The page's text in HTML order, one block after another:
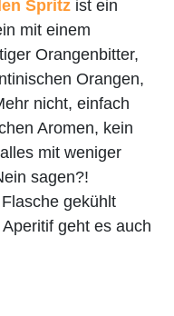
Spritz ist ein
mit einem
Orangenbitter,
Orangen,
nicht, einfach
Aromen, kein
mit weniger
sagen?!
gekühlt
geht es auch